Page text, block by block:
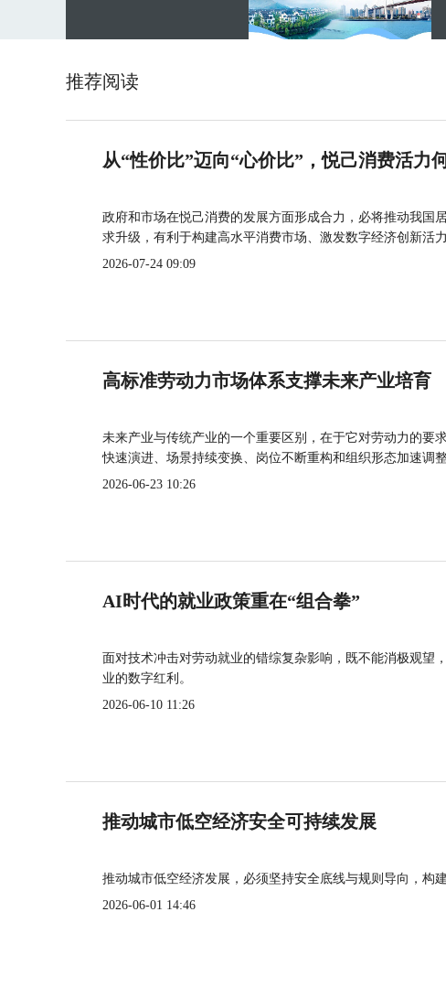
推荐阅读
从“性价比”迈向“心价比”，悦己消费活力
政府和市场在悦己消费的发展方面形成合力，必将推动我国
求升级，有利于构建高水平消费市场、激发数字经济创新活力
2026-07-24 09:09
高标准劳动力市场体系支撑未来产业培育
未来产业与传统产业的一个重要区别，在于它对劳动力的要
快速演进、场景持续变换、岗位不断重构和组织形态加速调整
2026-06-23 10:26
AI时代的就业政策重在“组合拳”
面对技术冲击对劳动就业的错综复杂影响，既不能消极观望
业的数字红利。
2026-06-10 11:26
推动城市低空经济安全可持续发展
推动城市低空经济发展，必须坚持安全底线与规则导向，构
2026-06-01 14:46